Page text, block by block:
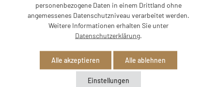
Unterkunft
Zu dieser Unterkunft sind uns aktuell keine weiteren
Details bekannt.
personenbezogene Daten in einem Drittland ohne
angemessenes Datenschutzniveau verarbeitet werden.
Weitere Informationen erhalten Sie unter
Datenschutzerklärung
Alle akzeptieren Alle ablehnen
Einstellungen